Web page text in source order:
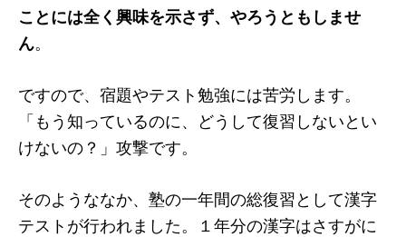
ことには全く興味を示さず、やろうともしませ
ん。
ですので、宿題やテスト勉強には苦労します。
「もう知っているのに、どうして復習しないとい
けないの？」攻撃です。
そのようななか、塾の一年間の総復習として漢字
テストが行われました。１年分の漢字はさすがに